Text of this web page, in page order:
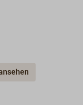
nicht mit der
Preziosen ist ein
beliebte
und auch
den Amateur